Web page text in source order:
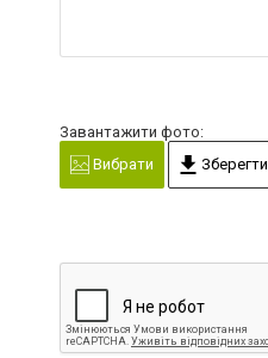
Завантажити фото:
Вибрати
Зберегти